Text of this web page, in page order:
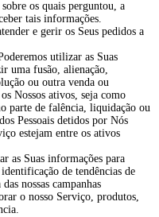
os quais perguntou, a
tais informações.
e gerir os Seus pedidos a
utilizar as Suas
uma fusão, alienação,
ou outra venda ou
Nossos ativos, seja como
parte de falência, liquidação ou
Pessoais detidos por Nós
estejam entre os ativos
as Suas informações para
de tendências de
nossas campanhas
o nosso Serviço, produtos,